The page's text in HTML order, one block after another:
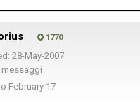
1770
28-May-2007
messaggi
February 17